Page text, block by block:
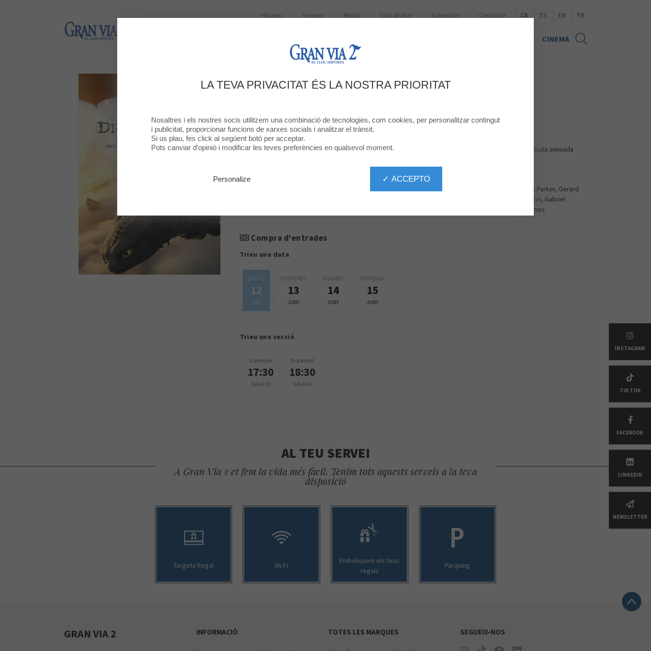
Gran Via 2
CINEMA
Horaris Serveis Mapa Com arribar Calendari Contacte CA ES Naviguer en español
EN Browse in English
FR
INSTAGRAM
TIK TOK
FACEBOOK
LINKEDIN
NEWSLETTER
Comedia,acción,drama,aventura,fantasía,familiar
Remake en imagen real de "Cómo entrenar a tu dragón", escrita y dirigida por el responsable de la película animada
Mason Thames, Nico Parker, Gerard
Butler, Julian Dennison, Gabriel
Howell, Bronwyn James
Compra d'entrades
Trieu una data
DIJOUS
12
JUNY
DIVENDRES
13
JUNY
DISSABTE
14
JUNY
DIUMENGE
15
JUNY
Trieu una sessió
Espanyol
17:30
SALA 02
Espanyol
18:30
SALA 01
AL TEU SERVEI
A Gran Via 2 et fem la vida més fàcil. Tenim tots aquests serveis a la teva
disposició
Targeta Regal Wi-Fi
Emboliquem els teus
regals
Pàrquing
GRAN VIA 2 INFORMACIÓ TOTES LES MARQUES SEGUEIX-NOS
LA TEVA PRIVACITAT ÉS LA NOSTRA PRIORITAT
Nosaltres i els nostres socis utilitzem una combinació de tecnologies, com cookies, per personalitzar contingut
i publicitat, proporcionar funcions de xarxes socials i analitzar el trànsit.
Si us plau, fes click al següent botó per acceptar.
Pots canviar d’opinió i modificar les teves preferències en qualsevol moment.
✓ ACCEPTO
Personalize